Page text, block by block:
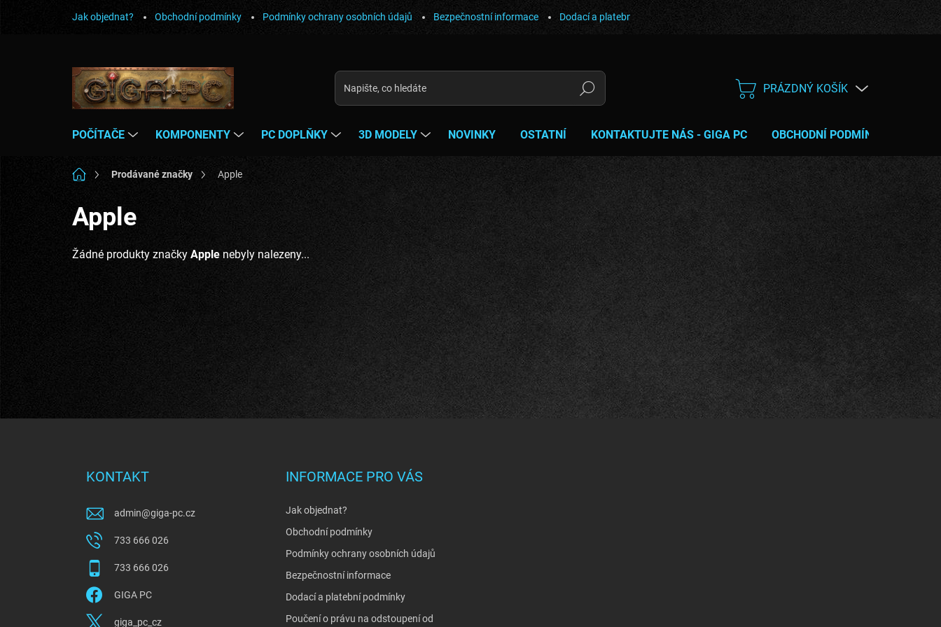
Jak objednat? Obchodní podmínky Podmínky ochrany osobních údajů Bezpečnostní informace Dodací a platební podmínky Poučení o právu na odstoupení od smlouvy Servis
Hledat
NÁKUPNÍ
PRÁZDNÝ KOŠÍK
POČÍTAČE KOMPONENTY PC DOPLŇKY 3D MODELY NOVINKY OSTATNÍ KONTAKTUJTE NÁS - GIGA PC OBCHODNÍ PODMÍNKY
Domů Prodávané značky Apple
Apple
Žádné produkty značky Apple nebyly nalezeny...
KONTAKT
admin@giga-pc.cz
733 666 026
733 666 026
GIGA PC
giga_pc_cz
INFORMACE PRO VÁS
Jak objednat?
Obchodní podmínky
Podmínky ochrany osobních údajů
Bezpečnostní informace
Dodací a platební podmínky
Poučení o právu na odstoupení od